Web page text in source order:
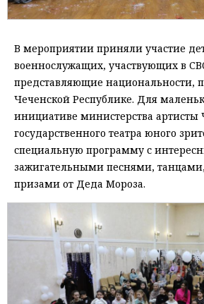
В мероприятии приняли участие
военнослужащих, участвующих в
представляющие национальности,
Чеченской Республике. Для
инициативе министерства артисты
государственного театра юного
специальную программу с
зажигательными песнями,
призами от Деда Мороза.